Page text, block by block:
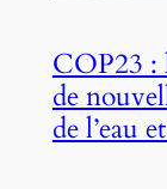
COP23 :
de
de l’eau